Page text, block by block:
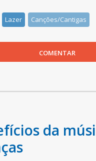
Lazer Canções/Cantigas
COMENTAR
da